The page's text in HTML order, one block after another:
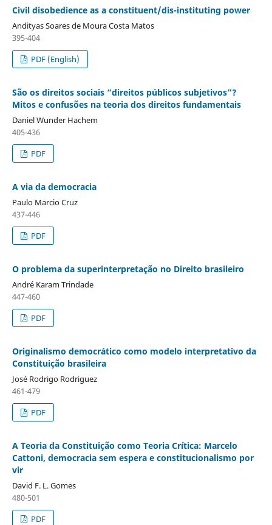
Civil disobedience as a constituent/dis-instituting power
Andityas Soares de Moura Costa Matos
395-404
PDF (English)
São os direitos sociais “direitos públicos subjetivos”?
Mitos e confusões na teoria dos direitos fundamentais
Daniel Wunder Hachem
405-436
PDF
A via da democracia
Paulo Marcio Cruz
437-446
PDF
O problema da superinterpretação no Direito brasileiro
André Karam Trindade
447-460
PDF
Originalismo democrático como modelo interpretativo da
Constituição brasileira
José Rodrigo Rodriguez
461-479
PDF
A Teoria da Constituição como Teoria Crítica: Marcelo
Cattoni, democracia sem espera e constitucionalismo por
vir
David F. L. Gomes
480-501
PDF